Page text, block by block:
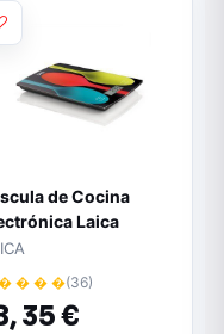
de Cocina
Laica
Hasta 5kg
� � �(36)
35 €